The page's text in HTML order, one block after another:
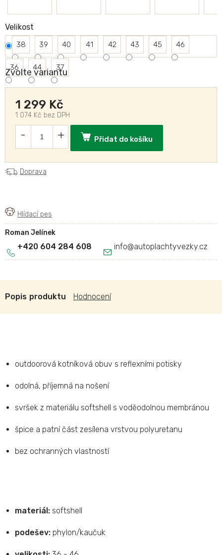
Zvolte variantu
Velikost
38 39 40 41 42 43 45 46
36 44 37
1 299 Kč
1 074 Kč bez DPH
Přidat do košíku
Roman Jelínek
info@autoplachtyvezky.cz
+420 604 284 608
Doprava
Popis Hodnocení
outdoorová kotníková obuv s reflexními potisky
odolná, příjemná na nošení
svršek z materiálu softshell s voděodolnou membránou
špice a patní část zesílena vrstvou polyuretanu
bez ochranných vlastností
materiál: softshell
podešev: phylon/kaučuk